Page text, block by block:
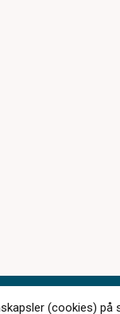
(cookies) på